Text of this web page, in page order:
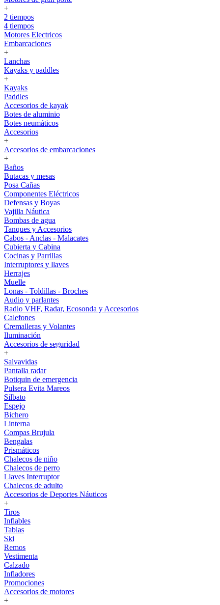
+
2 tiempos
4 tiempos
Motores Electricos
Embarcaciones
+
Lanchas
Kayaks y paddles
+
Kayaks
Paddles
Accesorios de kayak
Botes de aluminio
Botes neumáticos
Accesorios
+
Accesorios de embarcaciones
+
Baños
Butacas y mesas
Posa Cañas
Componentes Eléctricos
Defensas y Boyas
Vajilla Náutica
Bombas de agua
Tanques y Accesorios
Cabos - Anclas - Malacates
Cubierta y Cabina
Cocinas y Parrillas
Interruptores y llaves
Herrajes
Muelle
Lonas - Toldillas - Broches
Audio y parlantes
Radio VHF, Radar, Ecosonda y Accesorios
Calefones
Cremalleras y Volantes
Iluminación
Accesorios de seguridad
+
Salvavidas
Pantalla radar
Botiquin de emergencia
Pulsera Evita Mareos
Silbato
Espejo
Bichero
Linterna
Compas Brujula
Bengalas
Prismáticos
Chalecos de niño
Chalecos de perro
Llaves Interruptor
Chalecos de adulto
Accesorios de Deportes Náuticos
+
Tiros
Inflables
Tablas
Ski
Remos
Vestimenta
Calzado
Infladores
Promociones
Accesorios de motores
+